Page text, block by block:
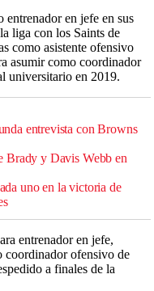
en jefe en sus
liga con los Saints de
como asistente ofensivo
asumir como coordinador
universitario en 2019.
entrevista con Browns
Brady y Davis Webb en
uno en la victoria de
entrenador en jefe,
coordinador ofensivo de
a finales de la